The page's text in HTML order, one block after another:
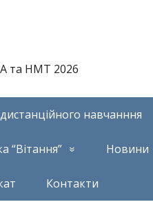
та НМТ 2026
навчанння
“Вітання” Новини
Контакти